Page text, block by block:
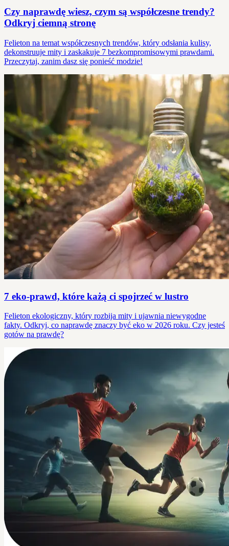
Czy naprawdę wiesz, czym są współczesne trendy?
Odkryj ciemną stronę
Felieton na temat współczesnych trendów, który odsłania kulisy,
dekonstruuje mity i zaskakuje 7 bezkompromisowymi prawdami.
Przeczytaj, zanim dasz się ponieść modzie!
7 eko-prawd, które każą ci spojrzeć w lustro
Felieton ekologiczny, który rozbija mity i ujawnia niewygodne
fakty. Odkryj, co naprawdę znaczy być eko w 2026 roku. Czy jesteś
gotów na prawdę?